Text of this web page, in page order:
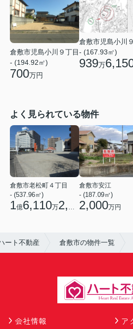
倉敷市児島小川９丁目
- (194.92㎡)
700万円
倉敷市児島小川
- (167.93㎡)
939万
よく見られている物件
倉敷市老松町４丁目
- (537.96㎡)
1億6,110万2,700 円
倉敷市安江
- (187.09㎡)
2,000万円
ート不動産 倉敷市の物件一覧
会社情報
ア